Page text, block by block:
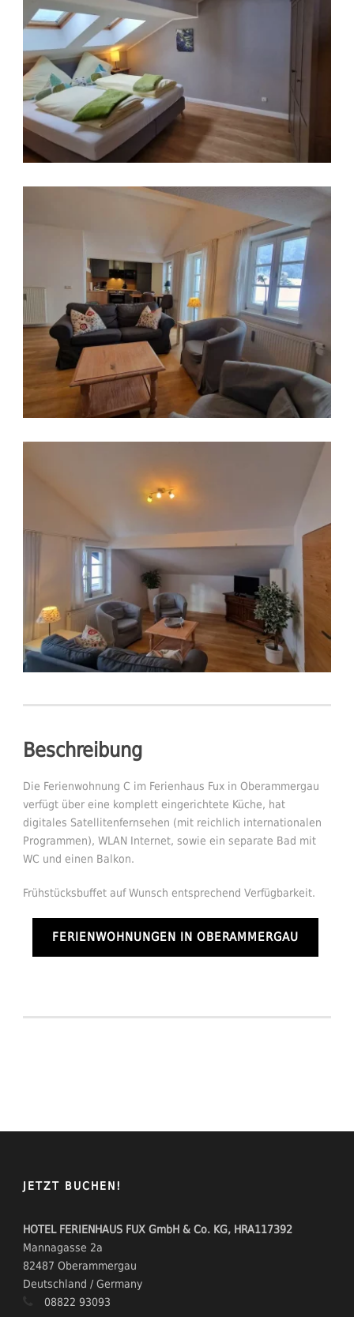
Beschreibung
Die Ferienwohnung C im Ferienhaus Fux in Oberammergau
verfügt über eine komplett eingerichtete Küche, hat
digitales Satellitenfernsehen (mit reichlich internationalen
Programmen), WLAN Internet, sowie ein separate Bad mit
WC und einen Balkon.
Frühstücksbuffet auf Wunsch entsprechend Verfügbarkeit.
FERIENWOHNUNGEN IN OBERAMMERGAU
JETZT BUCHEN!
HOTEL FERIENHAUS FUX GmbH & Co. KG, HRA117392
Mannagasse 2a
82487 Oberammergau
Deutschland / Germany
08822 93093